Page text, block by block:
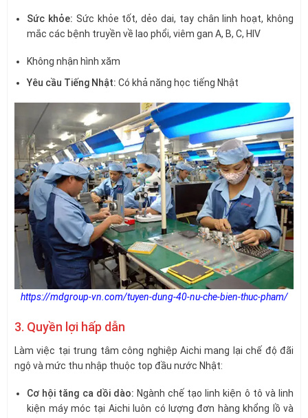
Sức khỏe: Sức khỏe tốt, dẻo dai, tay chân linh hoạt, không
mắc các bệnh truyền về lao phổi, viêm gan A, B, C, HIV
Không nhận hình xăm
Yêu cầu Tiếng Nhật: Có khả năng học tiếng Nhật
https://mdgroup-vn.com/tuyen-dung-40-nu-che-bien-thuc-pham/
3. Quyền lợi hấp dẫn
Làm việc tại trung tâm công nghiệp Aichi mang lại chế độ đãi
ngộ và mức thu nhập thuộc top đầu nước Nhật:
Cơ hội tăng ca dồi dào: Ngành chế tạo linh kiện ô tô và linh
kiện máy móc tại Aichi luôn có lượng đơn hàng khổng lồ và